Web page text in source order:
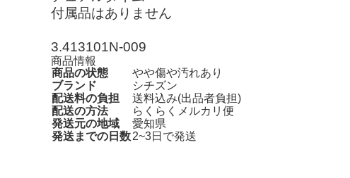
付属品はありません
3.413101N-009
商品情報
商品の状態
やや傷や汚れあり
ブランド
シチズン
配送料の負担
送料込み(出品者負担)
配送の方法
らくらくメルカリ便
発送元の地域
愛知県
発送までの日数2~3日で発送